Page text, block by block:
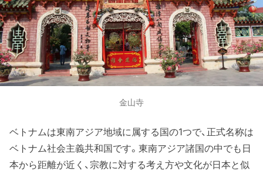
金山寺
ベトナムは東南アジア地域に属する国の1つで、正式名称は
ベトナム社会主義共和国です。東南アジア諸国の中でも日
本から距離が近く、宗教に対する考え方や文化が日本と似